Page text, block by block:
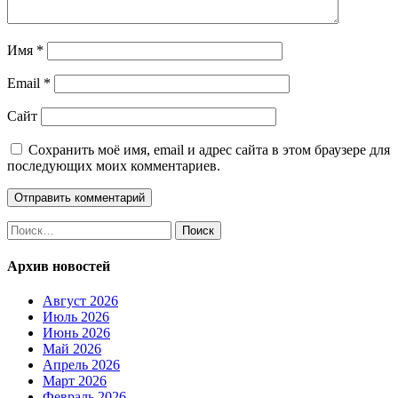
Имя *
Email *
Сайт
Сохранить моё имя, email и адрес сайта в этом браузере для
последующих моих комментариев.
Найти:
Архив новостей
Август 2026
Июль 2026
Июнь 2026
Май 2026
Апрель 2026
Март 2026